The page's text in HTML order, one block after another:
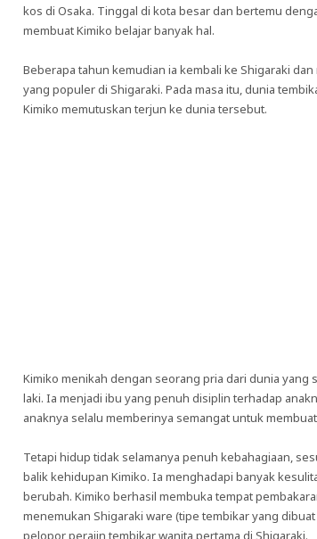
kos di Osaka. Tinggal di kota besar dan bertemu
membuat Kimiko belajar banyak hal.
Beberapa tahun kemudian ia kembali ke Shigaraki
yang populer di Shigaraki. Pada masa itu, dunia
Kimiko memutuskan terjun ke dunia tersebut.
Kimiko menikah dengan seorang pria dari dunia yang
laki. Ia menjadi ibu yang penuh disiplin terhadap
anaknya selalu memberinya semangat untuk
Tetapi hidup tidak selamanya penuh kebahagiaan,
balik kehidupan Kimiko. Ia menghadapi banyak
berubah. Kimiko berhasil membuka tempat
menemukan Shigaraki ware (tipe tembikar yang
pelopor perajin tembikar wanita pertama di Shigaraki.